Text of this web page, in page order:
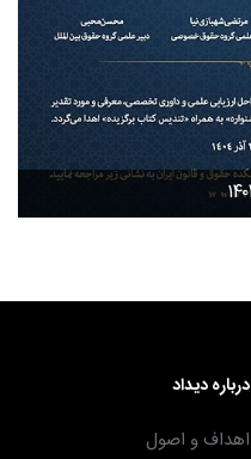
درباره دیداد
اهداف و اصول